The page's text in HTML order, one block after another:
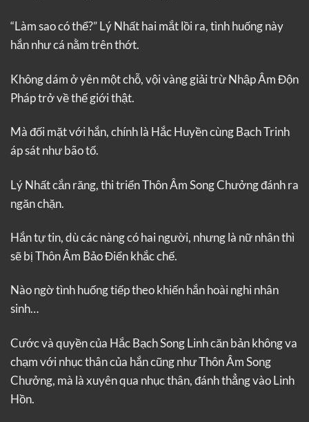
“Làm sao có thể?” Lý Nhất hai mắt lồi ra, tình huống này
hắn như cá nằm trên thớt.
Không dám ở yên một chỗ, vội vàng giải trừ Nhập Âm Độn
Pháp trở về thế giới thật.
Mà đối mặt với hắn, chính là Hắc Huyền cùng Bạch Trinh
áp sát như bão tố.
Lý Nhất cắn răng, thi triển Thôn Âm Song Chưởng đánh ra
ngăn chặn.
Hắn tự tin, dù các nàng có hai người, nhưng là nữ nhân thì
sẽ bị Thôn Âm Bảo Điển khắc chế.
Nào ngờ tình huống tiếp theo khiến hắn hoài nghi nhân
sinh…
Cước và quyền của Hắc Bạch Song Linh căn bản không va
chạm với nhục thân của hắn cũng như Thôn Âm Song
Chưởng, mà là xuyên qua nhục thân, đánh thẳng vào Linh
Hồn.